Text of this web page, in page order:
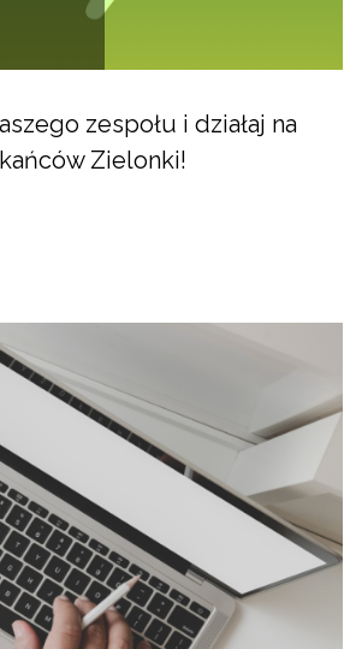
zespołu i działaj na
Zielonki!